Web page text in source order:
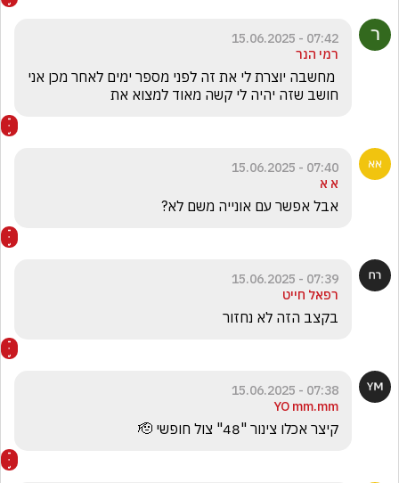
07:42 - 15.06.2025
רמי הנר
חושב שזה יהיה לי קשה מאוד למצוא את
07:40 - 15.06.2025
א א
אבל אפשר עם אונייה משם לא?
07:39 - 15.06.2025
רפאל חייט
בקצב הזה לא נחזור
07:38 - 15.06.2025
YO mm.mm
קיצר אכלו צינור "48" צול חופשי 🫡